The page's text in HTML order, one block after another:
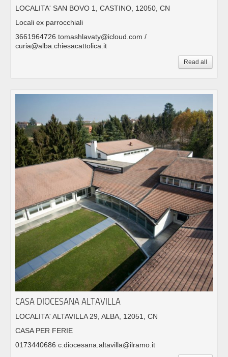
LOCALITA' SAN BOVO 1, CASTINO, 12050, CN
Locali ex parrocchiali
3661964726 tomashlavaty@icloud.com /
curia@alba.chiesacattolica.it
Read all
CASA DIOCESANA ALTAVILLA
LOCALITA' ALTAVILLA 29, ALBA, 12051, CN
CASA PER FERIE
0173440686 c.diocesana.altavilla@ilramo.it